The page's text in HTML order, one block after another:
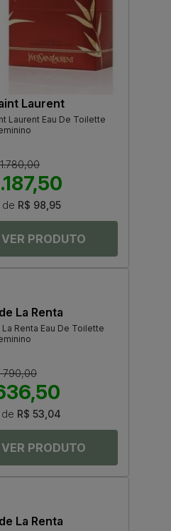
Laurent
Laurent Eau De Toilette
R$ 98,95
La Renta
Renta Eau De Toilette
790,00
de R$ 53,04
La Renta